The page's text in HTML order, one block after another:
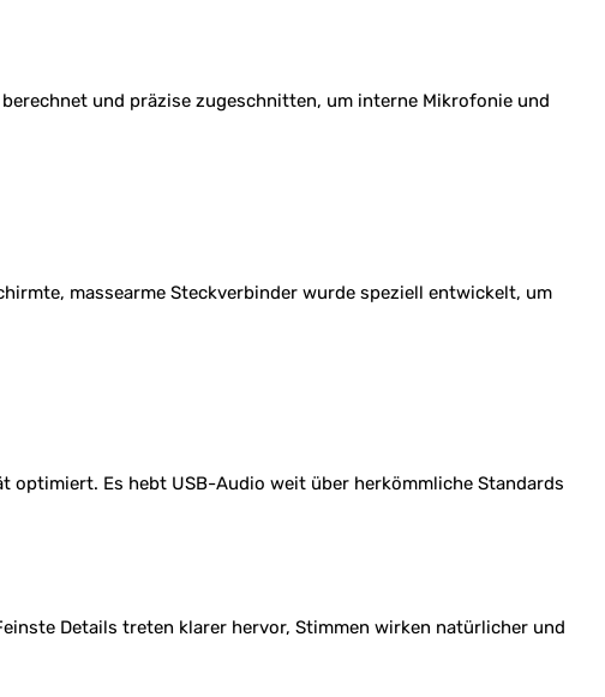
und präzise zugeschnitten, um interne Mikrofonie und
massearme Steckverbinder wurde speziell entwickelt, um
optimiert. Es hebt USB-Audio weit über herkömmliche Standards
Details treten klarer hervor, Stimmen wirken natürlicher und